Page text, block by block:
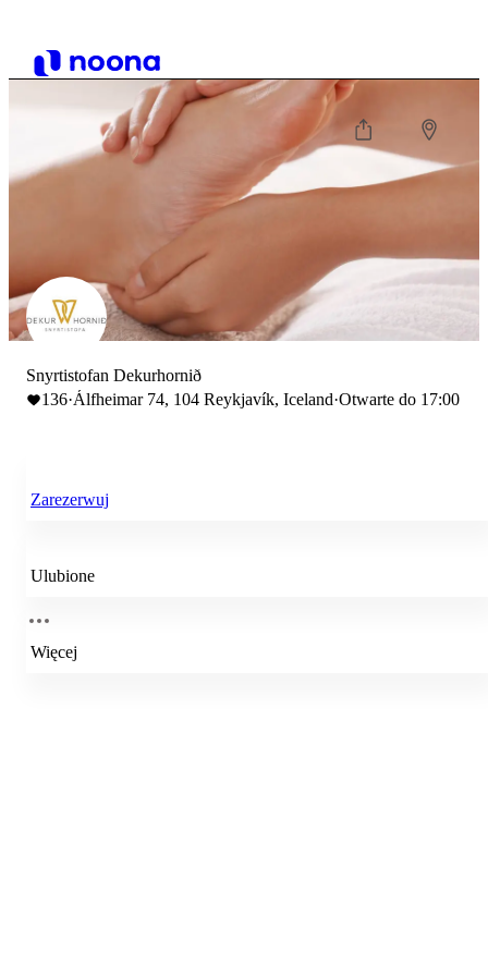
Snyrtistofan Dekurhornið
136·Álfheimar 74, 104 Reykjavík, Iceland·Otwarte do 17:00
Zarezerwuj
Ulubione
Więcej